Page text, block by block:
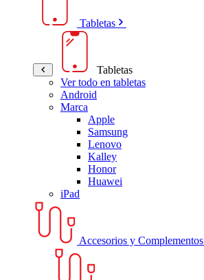
Tabletas
Tabletas
Ver todo en tabletas
Android
Marca
Apple
Samsung
Lenovo
Kalley
Honor
Huawei
iPad
Accesorios y Complementos